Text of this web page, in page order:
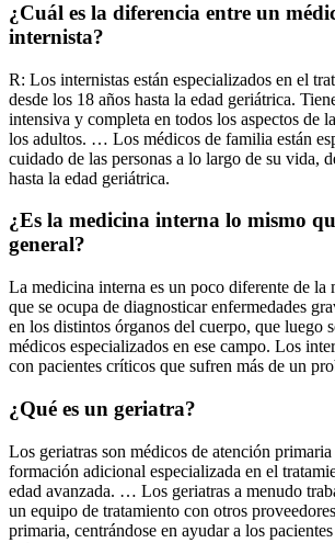
¿Cuál es la diferencia entre un
internista?
R: Los internistas están especializados en el
desde los 18 años hasta la edad geriátrica.
intensiva y completa en todos los aspectos de
los adultos. … Los médicos de familia están
cuidado de las personas a lo largo de su vida,
hasta la edad geriátrica.
¿Es la medicina interna lo mismo
general?
La medicina interna es un poco diferente de la
que se ocupa de diagnosticar enfermedades
en los distintos órganos del cuerpo, que luego
médicos especializados en ese campo. Los
con pacientes críticos que sufren más de un
¿Qué es un geriatra?
Los geriatras son médicos de atención
formación adicional especializada en el
edad avanzada. … Los geriatras a menudo
un equipo de tratamiento con otros
primaria, centrándose en ayudar a los